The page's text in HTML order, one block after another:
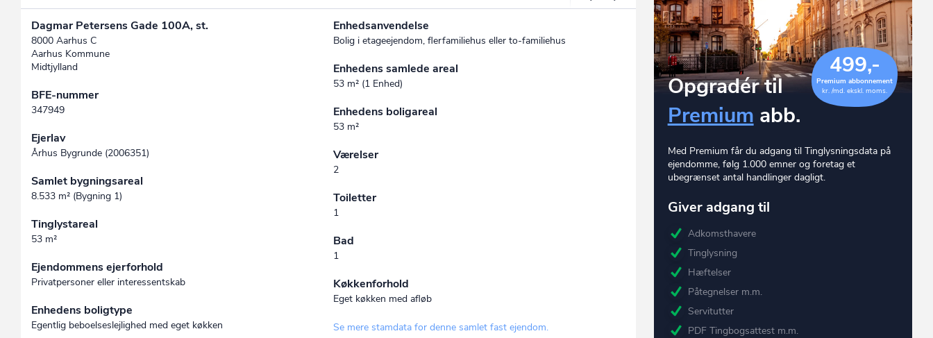
Dagmar Petersens Gade 100A, st.
8000 Aarhus C
Aarhus Kommune
Midtjylland
BFE-nummer
347949
Ejerlav
Århus Bygrunde (2006351)
Samlet bygningsareal
8.533 m² (Bygning 1)
Tinglystareal
53 m²
Ejendommens ejerforhold
Privatpersoner eller interessentskab
Enhedens boligtype
Egentlig beboelseslejlighed med eget køkken
Enhedsanvendelse
Bolig i etageejendom, flerfamiliehus eller to-familiehus
Enhedens samlede areal
53 m² (1 Enhed)
Enhedens boligareal
53 m²
Værelser
2
Toiletter
1
Bad
1
Køkkenforhold
Eget køkken med afløb
Se mere stamdata for denne samlet fast ejendom.
499,-
Premium abbonnement
kr. /md. ekskl. moms.
Opgradér til
Premium abb.
Med Premium får du adgang til Tinglysningsdata på
ejendomme, følg 1.000 emner og foretag et
ubegrænset antal handlinger dagligt.
Giver adgang til
Adkomsthavere
Tinglysning
Hæftelser
Påtegnelser m.m.
Servitutter
PDF Tingbogsattest m.m.